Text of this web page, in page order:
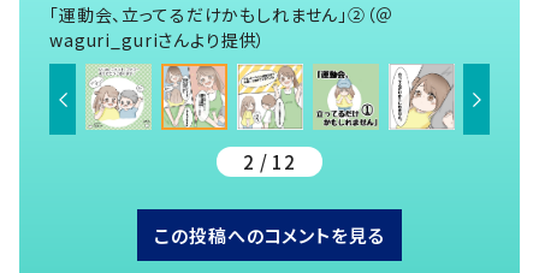
「運動会、立ってるだけかもしれません」②（＠
waguri_guriさんより提供）
2 / 12
この投稿へのコメントを見る